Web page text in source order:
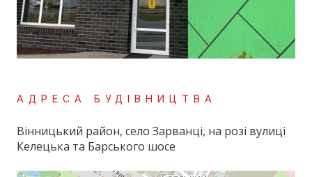
АДРЕСА БУДІВНИЦТВА
Вінницький район, село Зарванці, на розі вулиці
Келецька та Барського шосе